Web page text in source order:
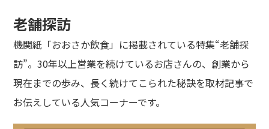
老舗探訪
機関紙「おおさか飲食」に掲載されている特集“老舗探
訪”。30年以上営業を続けているお店さんの、創業から
現在までの歩み、長く続けてこられた秘訣を取材記事で
お伝えしている人気コーナーです。